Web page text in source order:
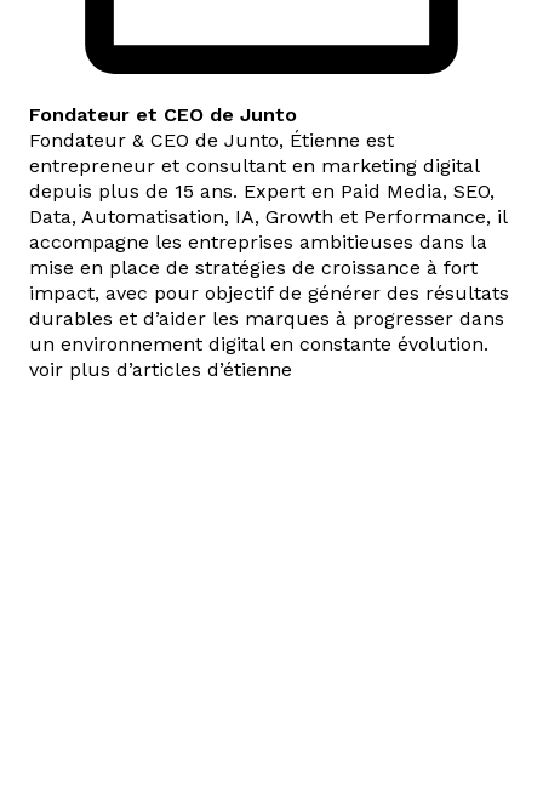
Fondateur et CEO de Junto
Fondateur & CEO de Junto, Étienne est
entrepreneur et consultant en marketing digital
depuis plus de 15 ans. Expert en Paid Media, SEO,
Data, Automatisation, IA, Growth et Performance, il
accompagne les entreprises ambitieuses dans la
mise en place de stratégies de croissance à fort
impact, avec pour objectif de générer des résultats
durables et d’aider les marques à progresser dans
un environnement digital en constante évolution.
voir plus d’articles d’étienne